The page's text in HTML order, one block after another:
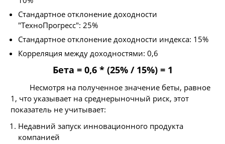
Стандартное отклонение доходности
"ТехноПрогресс": 25%
Стандартное отклонение доходности индекса: 15%
Корреляция между доходностями: 0,6
Бета = 0,6 * (25% / 15%) = 1
Несмотря на полученное значение беты, равное
1, что указывает на среднерыночный риск, этот
показатель не учитывает:
Недавний запуск инновационного продукта
компанией